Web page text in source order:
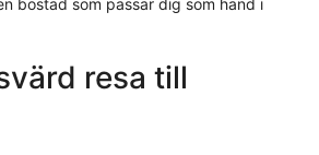
bostad som passar dig som hand i
resa till